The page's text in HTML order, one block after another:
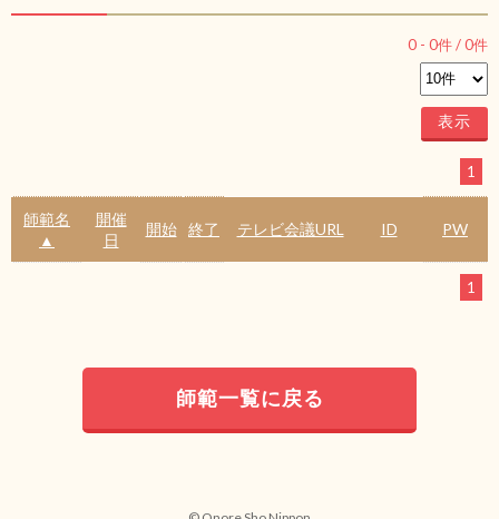
0 - 0件 /0件
1
師範名
▲
開催
日
開始 終了 テレビ会議URL ID PW
1
師範一覧に戻る